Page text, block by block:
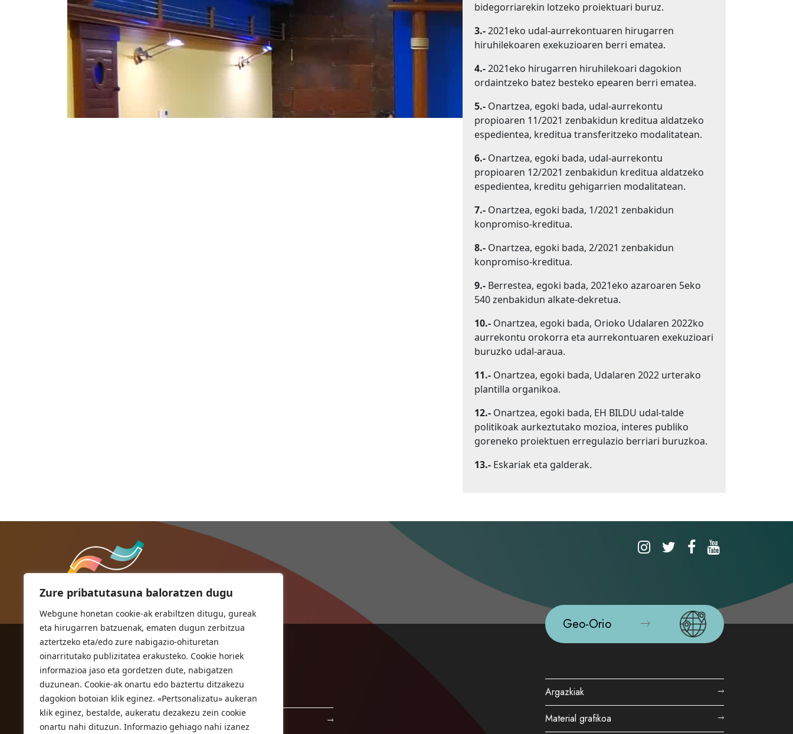
Zure pribatutasuna baloratzen dugu
Webgune honetan cookie-ak erabiltzen ditugu, gureak
eta hirugarren batzuenak, ematen dugun zerbitzua
aztertzeko eta/edo zure nabigazio-ohituretan
oinarritutako publizitatea erakusteko. Cookie horiek
informazioa jaso eta gordetzen dute, nabigatzen
duzunean. Cookie-ak onartu edo baztertu ditzakezu
dagokion botoian klik eginez. «Pertsonalizatu» aukeran
klik eginez, bestalde, aukeratu dezakezu zein cookie
onartu nahi dituzun. Informazio gehiago nahi izanez
bidegorriarekin lotzeko proiektuari buruz.
3.-2021eko udal-aurrekontuaren hirugarren
hiruhilekoaren exekuzioaren berri ematea.
4.-2021eko hirugarren hiruhilekoari dagokion
ordaintzeko batez besteko epearen berri ematea.
5.-Onartzea, egoki bada, udal-aurrekontu
propioaren 11/2021 zenbakidun kreditua aldatzeko
espedientea, kreditua transferitzeko modalitatean.
6.-Onartzea, egoki bada, udal-aurrekontu
propioaren 12/2021 zenbakidun kreditua aldatzeko
espedientea, kreditu gehigarrien modalitatean.
7.-Onartzea, egoki bada, 1/2021 zenbakidun
konpromiso-kreditua.
8.-Onartzea, egoki bada, 2/2021 zenbakidun
konpromiso-kreditua.
9.-Berrestea, egoki bada, 2021eko azaroaren 5eko
540 zenbakidun alkate-dekretua.
10.-Onartzea, egoki bada, Orioko Udalaren 2022ko
aurrekontu orokorra eta aurrekontuaren exekuzioari
buruzko udal-araua.
11.-Onartzea, egoki bada, Udalaren 2022 urterako
plantilla organikoa.
12.-Onartzea, egoki bada, EH BILDU udal-talde
politikoak aurkeztutako mozioa, interes publiko
goreneko proiektuen erregulazio berriari buruzkoa.
13.-Eskariak eta galderak.
Geo-Orio
Argazkiak
Material grafikoa
ORIOKO UDALA
Herriko plaza,1
20810 Orio (Gipuzkoa)
T. 943 83 03 46
bulegoak@orio.eus